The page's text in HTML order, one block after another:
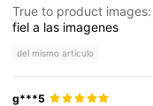
True to product images:
fiela las imagenes
del mismo artículo
g***5